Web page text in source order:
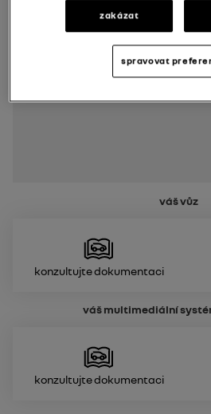
váš vůz
Konzultujte dokumentaci
váš multimediální
Konzultujte dokumentaci
zakázat
spravovat